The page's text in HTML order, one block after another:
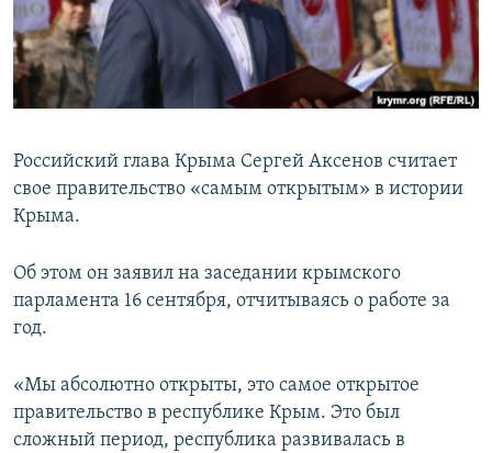
ПОБЕДИТЕЛЕЙ НЕ СУДЯТ?
КРЫМ.НЕПОКОРЕННЫЙ
ELIFBE
ПРИСОЕДИНЯЙТЕСЬ!
Все сайты RFE/RL
Российский глава Крыма Сергей Аксенов считает
свое правительство «самым открытым» в истории
Крыма.
Об этом он заявил на заседании крымского
парламента 16 сентября, отчитываясь о работе за
год.
«Мы абсолютно открыты, это самое открытое
правительство в республике Крым. Это был
сложный период, республика развивалась в